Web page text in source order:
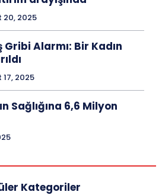
20, 2025
Alarmı: Bir Kadın
2025
Sağlığına 6,6 Milyon
Kategoriler